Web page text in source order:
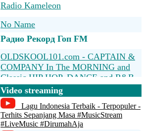
Radio Kameleon
No Name
Радио Рекорд Гоп FM
OLDSKOOL101.com - CAPTAIN &
COMPANY In The MORNING and
Classic HIP HOP, DANCE and R&B
All Day Long
b2-radiogold
HITRADIO OE3
Video streaming
Lagu Indonesia Terbaik - Terpopuler -
Terhits Sepanjang Masa #MusicStream
#LiveMusic #DirumahAja